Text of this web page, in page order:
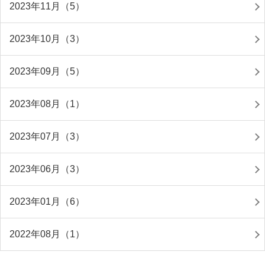
2023年11月（5）
2023年10月（3）
2023年09月（5）
2023年08月（1）
2023年07月（3）
2023年06月（3）
2023年01月（6）
2022年08月（1）